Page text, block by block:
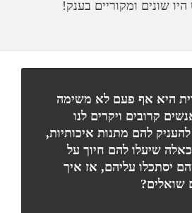
שונים ומקוריים בענק!
היא אף פעם לא משימה
קרובים ויקרים לנו
להם מתנות איכותיות,
שיעלו להם חיוך על
יסתכלו עליהם, אז איך
שואלים?